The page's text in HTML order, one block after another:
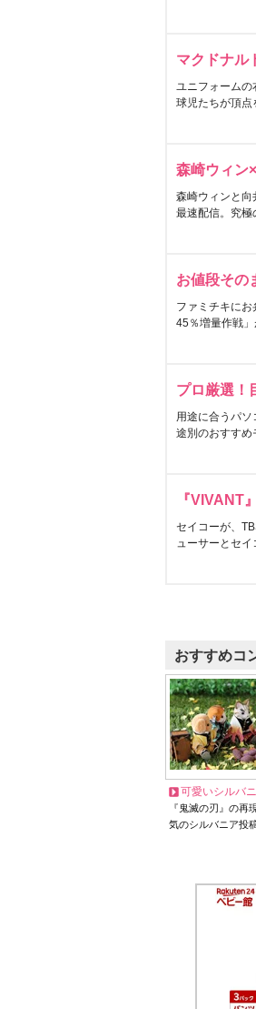
マクドナル
ユニフォームの
球児たちが頂点
森崎ウィン
森崎ウィンと向
最速配信。究極
お値段その
ファミチキに
45％増量作戦」
プロ厳選！
用途に合うパ
途別のおすすめ
『VIVANT
セイコーが、
ューサーとセイ
おすすめコ
可愛いシルバ
『鬼滅の刃』の再
気のシルバニア投